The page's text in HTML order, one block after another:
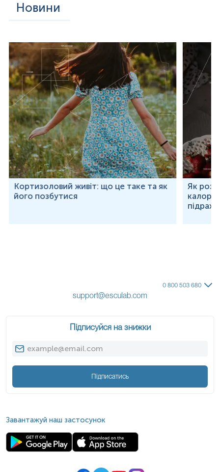
Новини
Кортизоловий живіт: що це таке та як
його позбутися
Як
0 800 503 680
support@esculab.com
Підписуйся на знижки
Підписатись
Завантажуй наш застосунок